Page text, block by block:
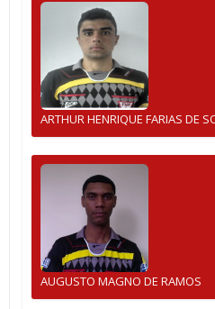
ARTHUR HENRIQUE FARIAS DE
AUGUSTO MAGNO DE RAMOS